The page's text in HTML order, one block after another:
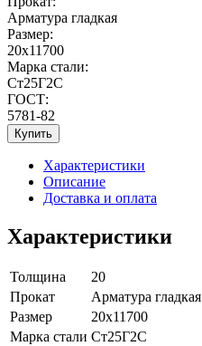
Арматура гладкая
Размер:
20x11700
Марка стали:
Ст25Г2С
ГОСТ:
5781-82
Купить
Характеристики
Описание
Доставка и оплата
Характеристики
Толщина
20
Прокат
Арматура гладкая
Размер
20x11700
Марка стали Ст25Г2С